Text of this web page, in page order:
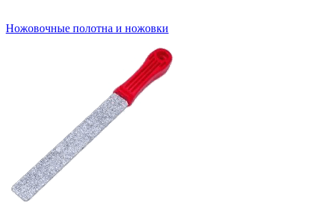
Ножовочные полотна и ножовки